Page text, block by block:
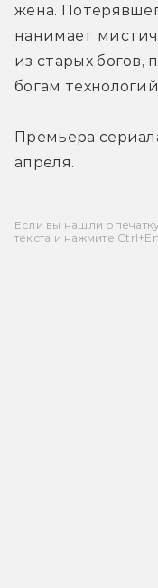
жена.
нанимает
из старых
богам
Премьера
апреля.
Если вы нашли
текста и нажмите